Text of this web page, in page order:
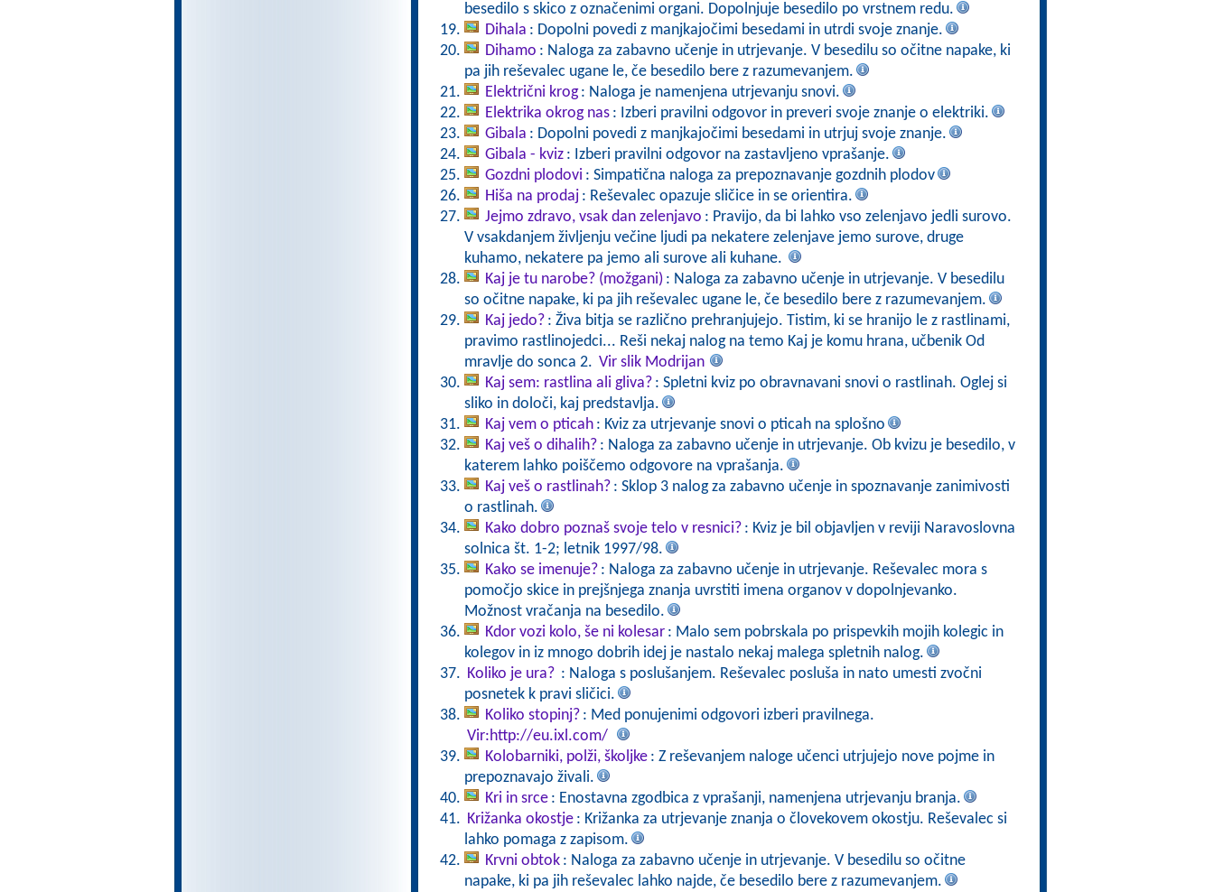
besedilo s skico z označenimi organi. Dopolnjuje besedilo po vrstnem redu.
Dihala : Dopolni povedi z manjkajočimi besedami in utrdi svoje znanje.
Dihamo : Naloga za zabavno učenje in utrjevanje. V besedilu so očitne napake, ki
pa jih reševalec ugane le, če besedilo bere z razumevanjem.
Električni krog : Naloga je namenjena utrjevanju snovi.
Elektrika okrog nas : Izberi pravilni odgovor in preveri svoje znanje o elektriki.
Gibala : Dopolni povedi z manjkajočimi besedami in utrjuj svoje znanje.
Gibala - kviz : Izberi pravilni odgovor na zastavljeno vprašanje.
Gozdni plodovi : Simpatična naloga za prepoznavanje gozdnih plodov
Hiša na prodaj : Reševalec opazuje sličice in se orientira.
Jejmo zdravo, vsak dan zelenjavo : Pravijo, da bi lahko vso zelenjavo jedli surovo.
V vsakdanjem življenju večine ljudi pa nekatere zelenjave jemo surove, druge
kuhamo, nekatere pa jemo ali surove ali kuhane.
Kaj je tu narobe? (možgani) : Naloga za zabavno učenje in utrjevanje. V besedilu
so očitne napake, ki pa jih reševalec ugane le, če besedilo bere z razumevanjem.
Kaj jedo? : Živa bitja se različno prehranjujejo. Tistim, ki se hranijo le z rastlinami,
pravimo rastlinojedci... Reši nekaj nalog na temo Kaj je komu hrana, učbenik Od
mravlje do sonca 2. Vir slik Modrijan
Kaj sem: rastlina ali gliva? : Spletni kviz po obravnavani snovi o rastlinah. Oglej si
sliko in določi, kaj predstavlja.
Kaj vem o pticah : Kviz za utrjevanje snovi o pticah na splošno
Kaj veš o dihalih? : Naloga za zabavno učenje in utrjevanje. Ob kvizu je besedilo, v
katerem lahko poiščemo odgovore na vprašanja.
Kaj veš o rastlinah? : Sklop 3 nalog za zabavno učenje in spoznavanje zanimivosti
o rastlinah.
Kako dobro poznaš svoje telo v resnici? : Kviz je bil objavljen v reviji Naravoslovna
solnica št. 1-2; letnik 1997/98.
Kako se imenuje? : Naloga za zabavno učenje in utrjevanje. Reševalec mora s
pomočjo skice in prejšnjega znanja uvrstiti imena organov v dopolnjevanko.
Možnost vračanja na besedilo.
Kdor vozi kolo, še ni kolesar : Malo sem pobrskala po prispevkih mojih kolegic in
kolegov in iz mnogo dobrih idej je nastalo nekaj malega spletnih nalog.
Koliko je ura? : Naloga s poslušanjem. Reševalec posluša in nato umesti zvočni
posnetek k pravi sličici.
Koliko stopinj? : Med ponujenimi odgovori izberi pravilnega.
Vir:http://eu.ixl.com/
Kolobarniki, polži, školjke : Z reševanjem naloge učenci utrjujejo nove pojme in
prepoznavajo živali.
Kri in srce : Enostavna zgodbica z vprašanji, namenjena utrjevanju branja.
Križanka okostje : Križanka za utrjevanje znanja o človekovem okostju. Reševalec si
lahko pomaga z zapisom.
Krvni obtok : Naloga za zabavno učenje in utrjevanje. V besedilu so očitne
napake, ki pa jih reševalec lahko najde, če besedilo bere z razumevanjem.